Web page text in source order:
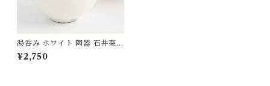
湯呑み ホワイト 陶器 石井菜
摘
¥2,750